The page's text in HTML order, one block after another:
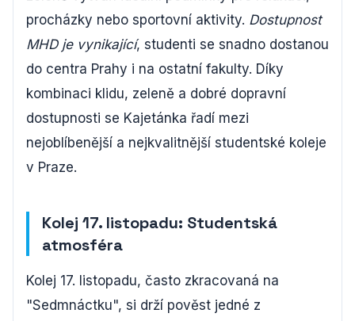
procházky nebo sportovní aktivity. Dostupnost
MHD je vynikající, studenti se snadno dostanou
do centra Prahy i na ostatní fakulty. Díky
kombinaci klidu, zeleně a dobré dopravní
dostupnosti se Kajetánka řadí mezi
nejoblíbenější a nejkvalitnější studentské koleje
v Praze.
Kolej 17. listopadu: Studentská
atmosféra
Kolej 17. listopadu, často zkracovaná na
"Sedmnáctku", si drží pověst jedné z